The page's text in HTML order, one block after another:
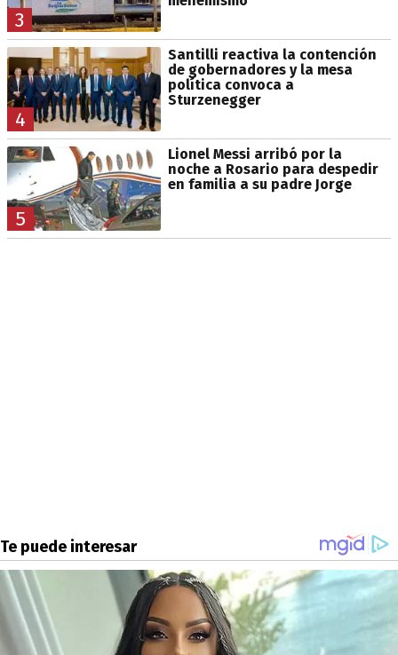
3
4
Santilli reactiva la contención
de gobernadores y la mesa
política convoca a
Sturzenegger
5
Lionel Messi arribó por la
noche a Rosario para despedir
en familia a su padre Jorge